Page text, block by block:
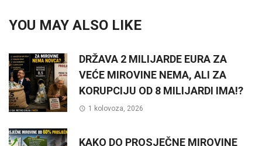
YOU MAY ALSO LIKE
DRŽAVA 2 MILIJARDE EURA ZA
VEĆE MIROVINE NEMA, ALI ZA
KORUPCIJU OD 8 MILIJARDI IMA!?
1 kolovoza, 2026
KAKO DO PROSJEČNE MIROVINE